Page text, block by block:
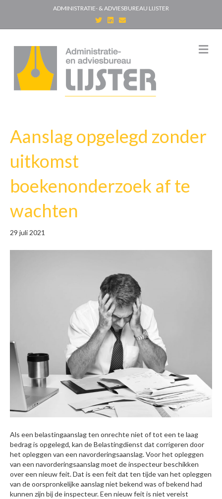
ADMINISTRATIE- & ADVIESBUREAU LIJSTER
T
w
i
e
r
n
d
i
n
E
m
a
M
e
Aanslag opgelegd zonder
uitkomst
boekenonderzoek af te
wachten
29 juli 2021
Als een belastingaanslag ten onrechte niet of tot een te laag
bedrag is opgelegd, kan de Belastingdienst dat corrigeren door
het opleggen van een navorderingsaanslag. Voor het opleggen
van een navorderingsaanslag moet de inspecteur beschikken
over een nieuw feit. Dat is een feit dat ten tijde van het opleggen
van de oorspronkelijke aanslag niet bekend was of bekend had
kunnen zijn bij de inspecteur. Een nieuw feit is niet vereist